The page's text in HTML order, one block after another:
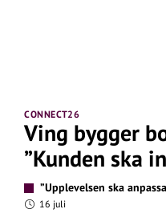
CONNECT26
Ving bygger
”Kunden ska
”Upplevelsen ska
16 juli